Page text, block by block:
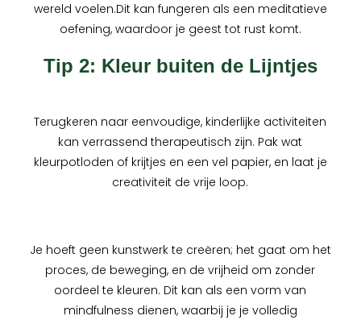
wereld voelen.Dit kan fungeren als een meditatieve
oefening, waardoor je geest tot rust komt.
Tip 2: Kleur buiten de Lijntjes
Terugkeren naar eenvoudige, kinderlijke activiteiten
kan verrassend therapeutisch zijn. Pak wat
kleurpotloden of krijtjes en een vel papier, en laat je
creativiteit de vrije loop.
Je hoeft geen kunstwerk te creëren; het gaat om het
proces, de beweging, en de vrijheid om zonder
oordeel te kleuren. Dit kan als een vorm van
mindfulness dienen, waarbij je je volledig